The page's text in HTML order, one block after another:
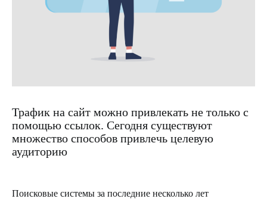
Трафик на сайт можно привлекать не только с
помощью ссылок. Сегодня существуют
множество способов привлечь целевую
аудиторию
Поисковые системы за последние несколько лет